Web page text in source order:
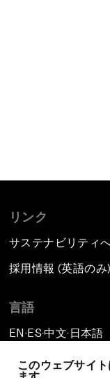
このウェブサイ
リンク
サステナビリティ
採用情報 (英語のみ)
言語
EN ▪ ES▪中文▪ 日本語